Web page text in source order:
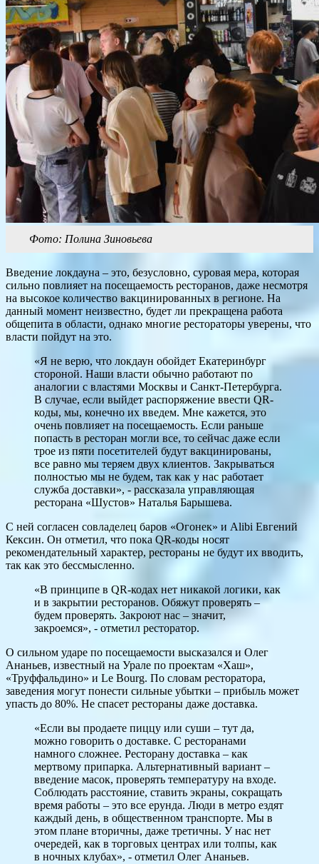
Фото: Полина Зиновьева
Введение локдауна – это, безусловно, суровая мера, которая
сильно повлияет на посещаемость ресторанов, даже несмотря
на высокое количество вакцинированных в регионе. На
данный момент неизвестно, будет ли прекращена работа
общепита в области, однако многие рестораторы уверены, что
власти пойдут на это.
«Я не верю, что локдаун обойдет Екатеринбург
стороной. Наши власти обычно работают по
аналогии с властями Москвы и Санкт-Петербурга.
В случае, если выйдет распоряжение ввести QR-
коды, мы, конечно их введем. Мне кажется, это
очень повлияет на посещаемость. Если раньше
попасть в ресторан могли все, то сейчас даже если
трое из пяти посетителей будут вакцинированы,
все равно мы теряем двух клиентов. Закрываться
полностью мы не будем, так как у нас работает
служба доставки», - рассказала управляющая
ресторана «Шустов» Наталья Барышева.
С ней согласен совладелец баров «Огонек» и Alibi Евгений
Кексин. Он отметил, что пока QR-коды носят
рекомендательный характер, рестораны не будут их вводить,
так как это бессмысленно.
«В принципе в QR-кодах нет никакой логики, как
и в закрытии ресторанов. Обяжут проверять –
будем проверять. Закроют нас – значит,
закроемся», - отметил ресторатор.
О сильном ударе по посещаемости высказался и Олег
Ананьев, известный на Урале по проектам «Хаш»,
«Труффальдино» и Le Bourg. По словам ресторатора,
заведения могут понести сильные убытки – прибыль может
упасть до 80%. Не спасет рестораны даже доставка.
«Если вы продаете пиццу или суши – тут да,
можно говорить о доставке. С ресторанами
намного сложнее. Ресторану доставка – как
мертвому припарка. Альтернативный вариант –
введение масок, проверять температуру на входе.
Соблюдать расстояние, ставить экраны, сокращать
время работы – это все ерунда. Люди в метро ездят
каждый день, в общественном транспорте. Мы в
этом плане вторичны, даже третичны. У нас нет
очередей, как в торговых центрах или толпы, как
в ночных клубах», - отметил Олег Ананьев.